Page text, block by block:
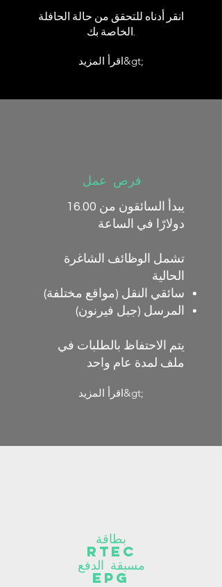
انقر أدناه للتحقق من حالة الحافلة
اقرأ المزيد&gt;
فرص عمل
يبدأ السائقون من 16.00
دولارًا في الساعة
تشمل الوظائف الشاغرة
الحالية
سائقي النقل (مواقع مختلفة)
المرسل (جبل فيرنون)
يتم الاحتفاظ بالطلبات في
ملف لمدة عام واحد
اقرأ المزيد&gt;
بطاقة
RTEC
مسبقة الدفع
EPG